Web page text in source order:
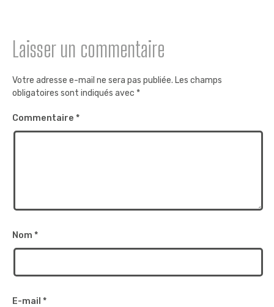
Laisser un commentaire
Votre adresse e-mail ne sera pas publiée. Les champs
obligatoires sont indiqués avec *
Commentaire *
Nom *
E-mail *